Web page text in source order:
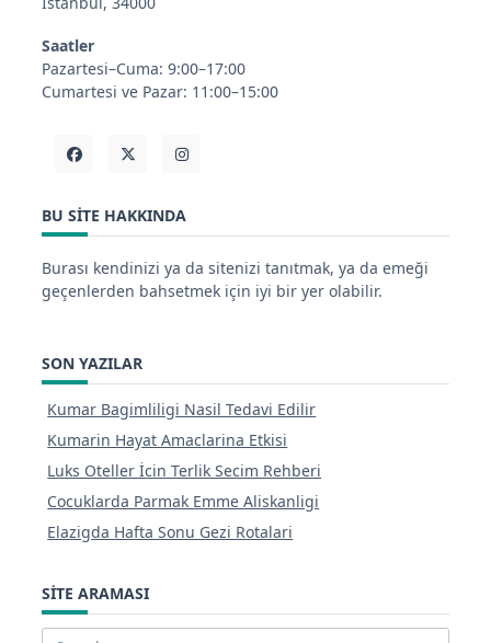
Saatler
Pazartesi–Cuma: 9:00–17:00
Cumartesi ve Pazar: 11:00–15:00
BU SITE HAKKINDA
Burası kendinizi ya da sitenizi tanıtmak, ya da emeği
geçenlerden bahsetmek için iyi bir yer olabilir.
SON YAZILAR
Kumar Bagimliligi Nasil Tedavi Edilir
Kumarin Hayat Amaclarina Etkisi
Luks Oteller İcin Terlik Secim Rehberi
Cocuklarda Parmak Emme Aliskanligi
Elazigda Hafta Sonu Gezi Rotalari
SITE ARAMASI